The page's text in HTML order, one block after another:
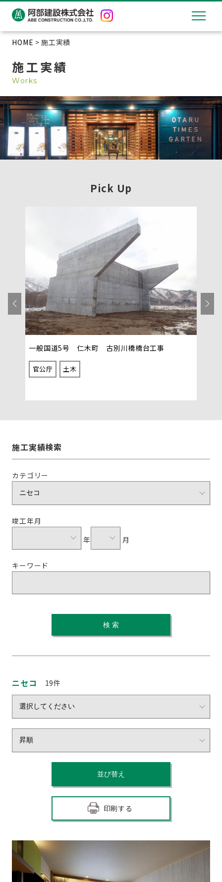
HOME > 施工実績
施工実績
Works
Pick Up
一般国道5号 仁木町 古別川橋橋台工事
官公庁 土木
施工実績検索
カテゴリー
竣工年月
年
月
キーワード
ニセコ 19件
印刷する